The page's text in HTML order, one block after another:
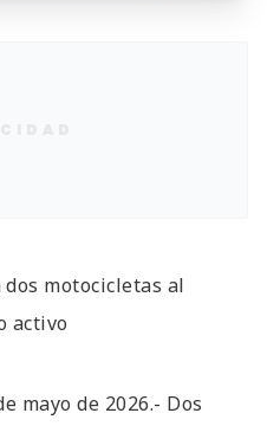
motocicletas al
activo
mayo de 2026.- Dos